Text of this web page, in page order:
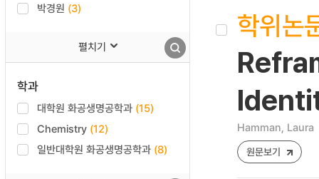
박경원 (3)
펼치기
학과
대학원 화공생명공학과 (15)
Chemistry (12)
일반대학원 화공생명공학과 (8)
학위논
Hamman, Laura
원문보기